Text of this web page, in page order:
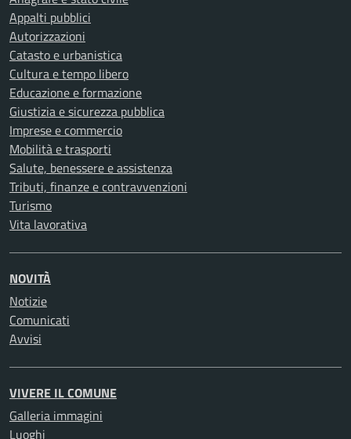
Appalti pubblici
Autorizzazioni
Catasto e urbanistica
Cultura e tempo libero
Educazione e formazione
Giustizia e sicurezza pubblica
Imprese e commercio
Mobilità e trasporti
Salute, benessere e assistenza
Tributi, finanze e contravvenzioni
Turismo
Vita lavorativa
NOVITÀ
Notizie
Comunicati
Avvisi
VIVERE IL COMUNE
Galleria immagini
Luoghi